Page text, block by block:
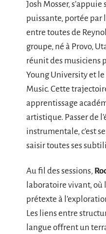
Josh Mosser,
puissante, portée par
entre toutes de
groupe, né à Provo,
réunit des musiciens
Young University et
Music. Cette
apprentissage
artistique. Passer de
instrumentale, c’est
saisir toutes ses
Au fil des sessions,
laboratoire vivant, où
prétexte à
Les liens entre
langue offrent un